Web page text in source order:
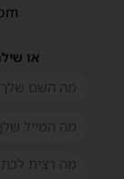
או